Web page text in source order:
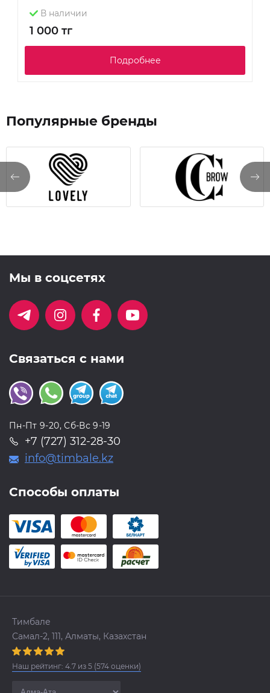
В наличии
1 000 тг
Подробнее
Популярные бренды
Мы в соцсетях
Связаться с нами
Пн-Пт 9-20, Сб-Вс 9-19
+7 (727) 312-28-30
info@timbale.kz
Способы оплаты
Тимбале
Самал-2, 111, Алматы, Казахстан
Наш рейтинг: 4.7 из 5 (574 оценки)